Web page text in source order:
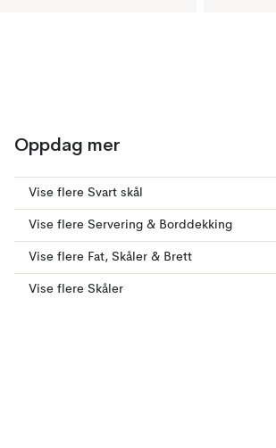
Oppdag mer
Vise flere Svart skål
Vise flere Servering & Borddekking
Vise flere Fat, Skåler & Brett
Vise flere Skåler